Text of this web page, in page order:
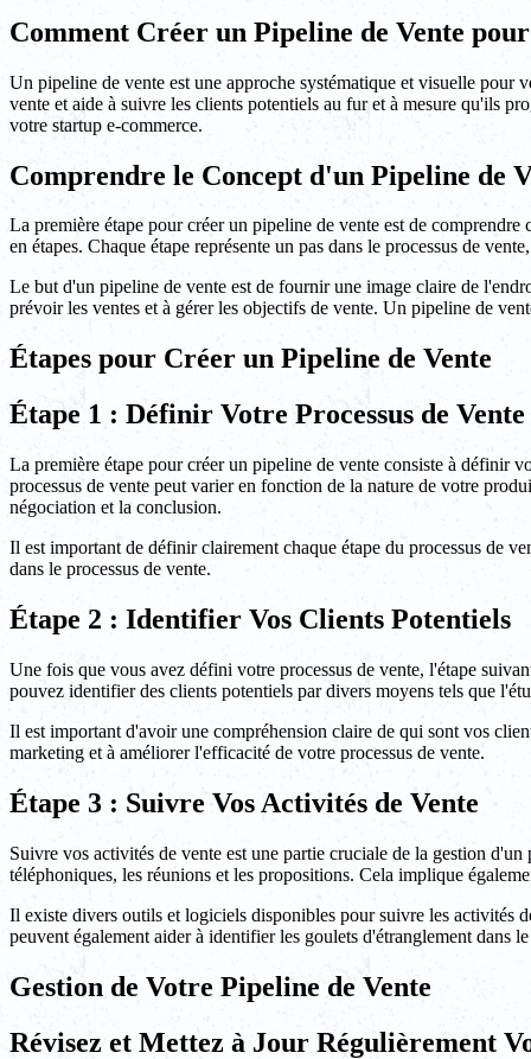
Comment Créer un Pipeline de Vente
Un pipeline de vente est une approche systématique et visuelle pour
vente et aide à suivre les clients potentiels au fur et à mesure qu'ils
votre startup e-commerce.
Comprendre le Concept d'un Pipeline de
La première étape pour créer un pipeline de vente est de
en étapes. Chaque étape représente un pas dans le processus de
Le but d'un pipeline de vente est de fournir une image claire de
prévoir les ventes et à gérer les objectifs de vente. Un pipeline de
Étapes pour Créer un Pipeline de Vente
Étape 1 : Définir Votre Processus de Vente
La première étape pour créer un pipeline de vente consiste à définir
processus de vente peut varier en fonction de la nature de votre
négociation et la conclusion.
Il est important de définir clairement chaque étape du processus de
dans le processus de vente.
Étape 2 : Identifier Vos Clients Potentiels
Une fois que vous avez défini votre processus de vente, l'étape
pouvez identifier des clients potentiels par divers moyens tels que
Il est important d'avoir une compréhension claire de qui sont vos
marketing et à améliorer l'efficacité de votre processus de vente.
Étape 3 : Suivre Vos Activités de Vente
Suivre vos activités de vente est une partie cruciale de la gestion
téléphoniques, les réunions et les propositions. Cela implique
Il existe divers outils et logiciels disponibles pour suivre les activités
peuvent également aider à identifier les goulets d'étranglement dans
Gestion de Votre Pipeline de Vente
Révisez et Mettez à Jour Régulièrement